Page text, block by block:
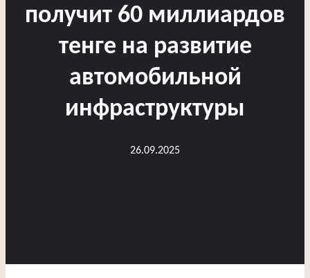
получит 60 миллиардов
тенге на развитие
автомобильной
инфраструктуры
26.09.2025